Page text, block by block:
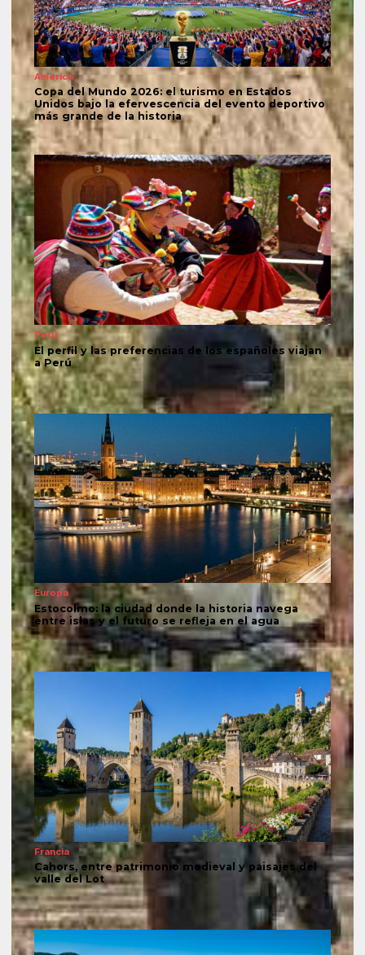
América
Copa del Mundo 2026: el turismo en Estados
Unidos bajo la efervescencia del evento deportivo
más grande de la historia
Perú
El perfil y las preferencias de los españoles viajan
a Perú
Europa
Estocolmo: la ciudad donde la historia navega
entre islas y el futuro se refleja en el agua
Francia
Cahors, entre patrimonio medieval y paisajes del
valle del Lot